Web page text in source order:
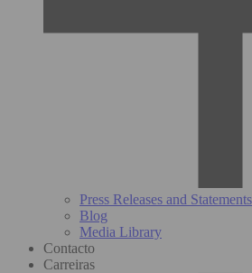
Press Releases and Statements
Blog
Media Library
Contacto
Carreiras